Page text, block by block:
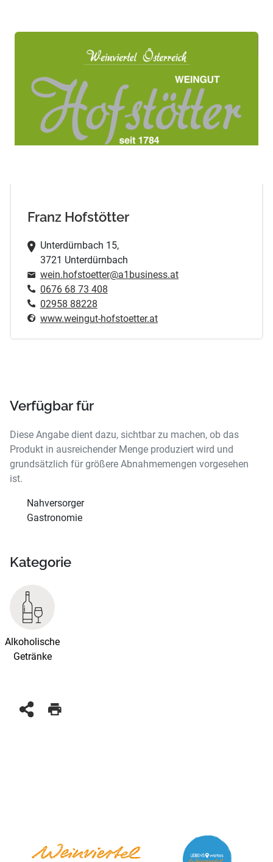
Franz Hofstötter
Unterdürnbach 15,
3721 Unterdürnbach
wein.hofstoetter@a1business.at
0676 68 73 408
02958 88228
www.weingut-hofstoetter.at
Verfügbar für
Diese Angabe dient dazu, sichtbar zu machen, ob das
Produkt in ausreichender Menge produziert wird und
grundsätzlich für größere Abnahmemengen vorgesehen
ist.
Nahversorger
Gastronomie
Kategorie
Alkoholische
Getränke